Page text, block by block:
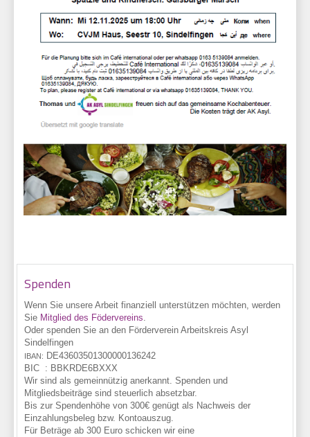
Spenden
Wenn Sie unsere Arbeit finanziell unterstützen möchten, werden
Sie Mitglied des Födervereins.
Oder spenden Sie an den Förderverein Arbeitskreis Asyl
Sindelfingen
IBAN: DE43603501300000136242
BIC : BBKRDE6BXXX
Wir sind als gemeinnützig anerkannt. Spenden und
Mitgliedsbeiträge sind steuerlich absetzbar.
Bis zur Spendenhöhe von 300€ genügt als Nachweis der
Einzahlungsbeleg bzw. Kontoauszug.
Für Beträge ab 300 Euro schicken wir eine